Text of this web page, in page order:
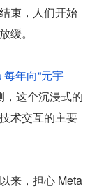
束，人们开始
缓。
每年向“元宇
，这个沉浸式的
术交互的主要
来，担心 Meta